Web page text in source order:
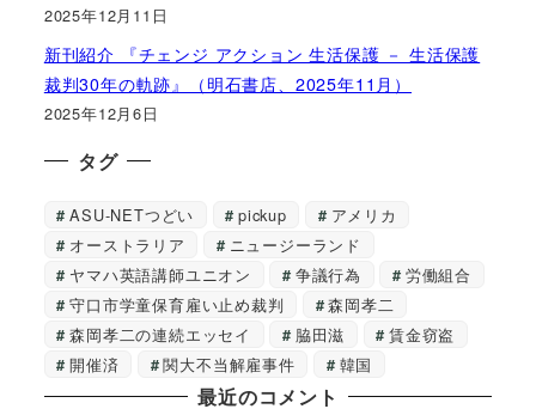
2025年12月11日
新刊紹介 『チェンジ アクション 生活保護 － 生活保護
裁判30年の軌跡』（明石書店、2025年11月）
2025年12月6日
タグ
ASU-NETつどい pickup
アメリカ
オーストラリア
ニュージーランド
ヤマハ英語講師ユニオン
争議行為
労働組合
守口市学童保育雇い止め裁判
森岡孝二
森岡孝二の連続エッセイ
脇田滋
賃金窃盗
開催済
関大不当解雇事件 韓国
最近のコメント